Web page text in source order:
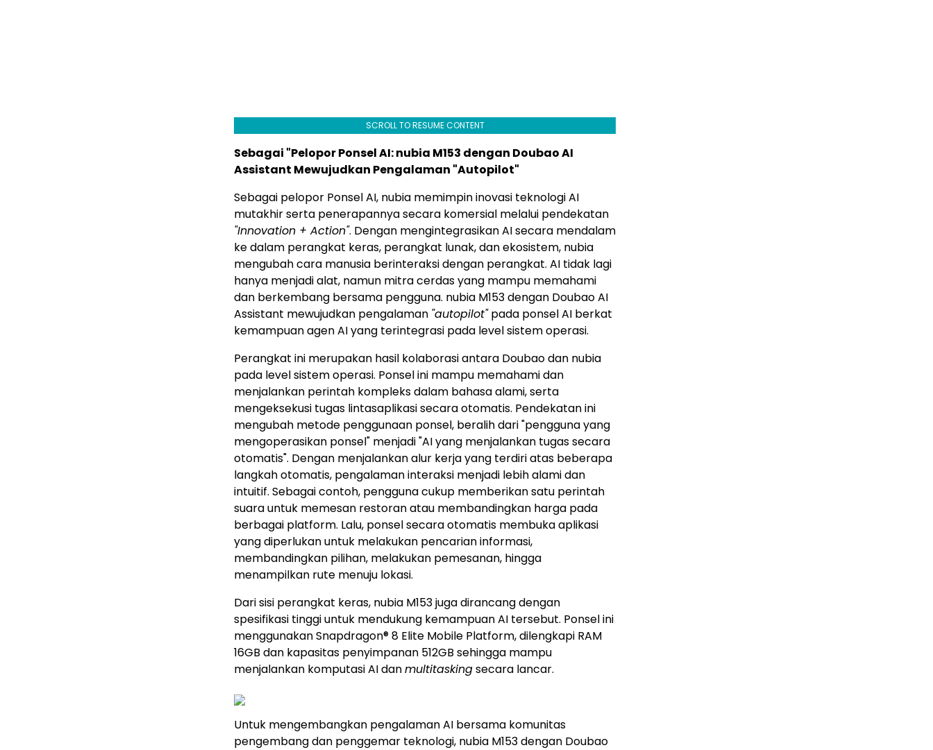
SCROLL TO RESUME CONTENT
Sebagai "Pelopor Ponsel AI: nubia M153 dengan Doubao AI
Assistant Mewujudkan Pengalaman "Autopilot"
Sebagai pelopor Ponsel AI, nubia memimpin inovasi teknologi AI
mutakhir serta penerapannya secara komersial melalui pendekatan
"Innovation + Action". Dengan mengintegrasikan AI secara mendalam
ke dalam perangkat keras, perangkat lunak, dan ekosistem, nubia
mengubah cara manusia berinteraksi dengan perangkat. AI tidak lagi
hanya menjadi alat, namun mitra cerdas yang mampu memahami
dan berkembang bersama pengguna. nubia M153 dengan Doubao AI
Assistant mewujudkan pengalaman "autopilot"pada ponsel AI berkat
kemampuan agen AI yang terintegrasi pada level sistem operasi.
Perangkat ini merupakan hasil kolaborasi antara Doubao dan nubia
pada level sistem operasi. Ponsel ini mampu memahami dan
menjalankan perintah kompleks dalam bahasa alami, serta
mengeksekusi tugas lintasaplikasi secara otomatis. Pendekatan ini
mengubah metode penggunaan ponsel, beralih dari "pengguna yang
mengoperasikan ponsel" menjadi "AI yang menjalankan tugas secara
otomatis". Dengan menjalankan alur kerja yang terdiri atas beberapa
langkah otomatis, pengalaman interaksi menjadi lebih alami dan
intuitif. Sebagai contoh, pengguna cukup memberikan satu perintah
suara untuk memesan restoran atau membandingkan harga pada
berbagai platform. Lalu, ponsel secara otomatis membuka aplikasi
yang diperlukan untuk melakukan pencarian informasi,
membandingkan pilihan, melakukan pemesanan, hingga
menampilkan rute menuju lokasi.
Dari sisi perangkat keras, nubia M153 juga dirancang dengan
spesifikasi tinggi untuk mendukung kemampuan AI tersebut. Ponsel ini
menggunakan Snapdragon® 8 Elite Mobile Platform, dilengkapi RAM
16GB dan kapasitas penyimpanan 512GB sehingga mampu
menjalankan komputasi AI danmultitaskingsecara lancar.
Untuk mengembangkan pengalaman AI bersama komunitas
pengembang dan penggemar teknologi, nubia M153 dengan Doubao